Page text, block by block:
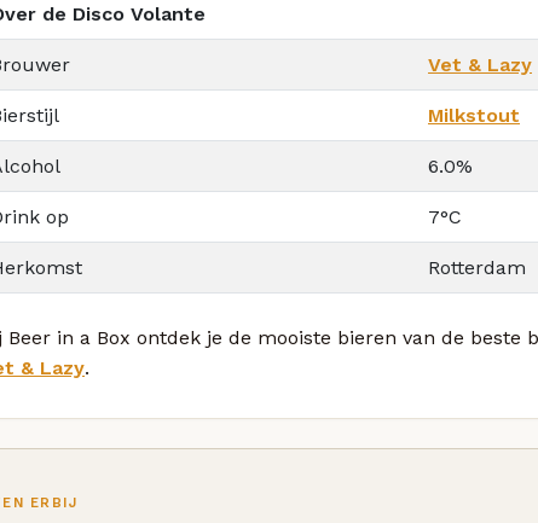
de Disco Volante
Vet & Lazy
Milkstout
6.0%
op 7°C
Rotterdam
Beer in a Box ontdek je de mooiste bieren van de beste
& Lazy.
ERBIJ